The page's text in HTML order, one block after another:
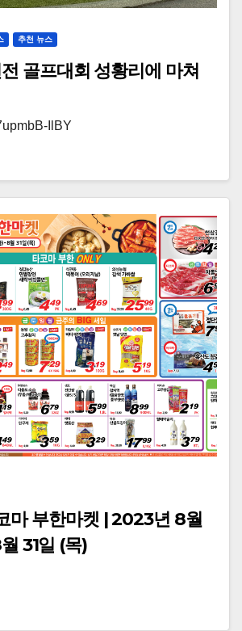
추천 뉴스
골프대회 성황리에 마쳐
IlBY
마 부한마켓 | 2023년 8월
31일 (목)